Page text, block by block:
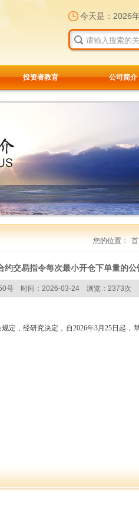
今天是： 2026
投资者教育 公司简介
您的位置：
约交易指令每次最小开仓下单量的公
号 时间：2026-03-24 浏览：2373次
定，经研究决定，自2026年3月25日起，